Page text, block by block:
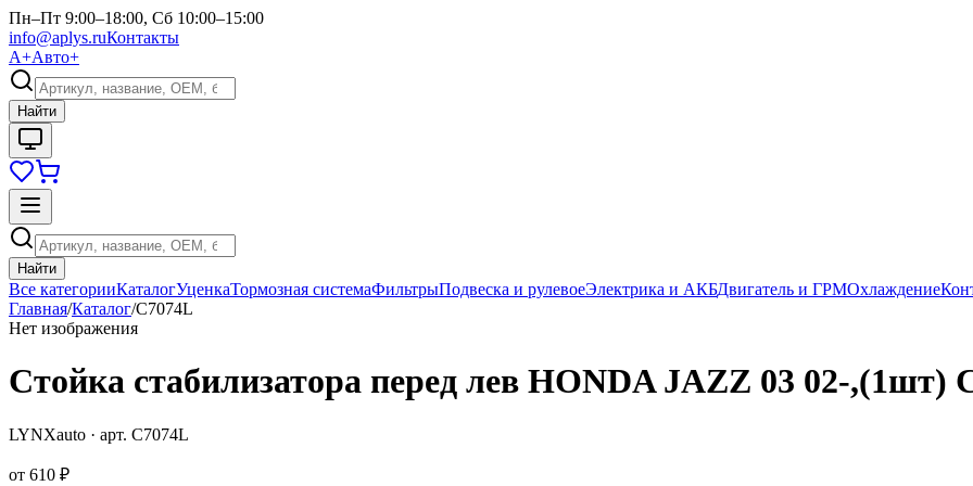
Пн–Пт 9:00–18:00, Сб 10:00–15:00
info@aplys.ruКонтакты
А+Авто+
Найти
Найти
Все категорииКаталогУценкаТормозная системаФильтрыПодвеска и рулевоеЭлектрика и АКБДвигатель и ГРМОхлаждение
Главная/Каталог/C7074L
Нет изображения
Стойка стабилизатора перед лев HONDA JAZZ 03 02-,(1шт)
LYNXauto · арт. C7074L
от 610 ₽